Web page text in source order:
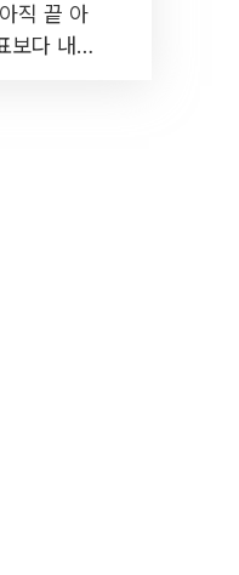
직 끝 아
보다 내릴